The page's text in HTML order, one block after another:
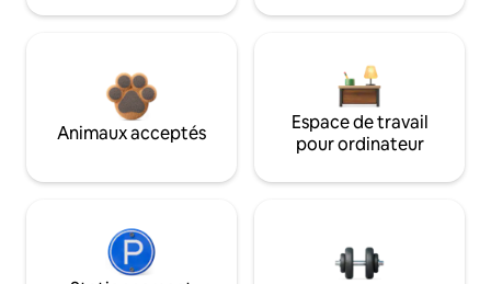
Animaux acceptés
Espace de travail
pour ordinateur